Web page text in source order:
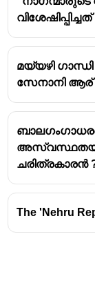
ഭികാജി കണ്ണ
മാഡം
മാഡം
അവരുടെ
ആഗോള
ചിന്തകൾ
ലണ്ടനിൽ
മയ്യഴി
സേനാനി ആര്
ചരിത്രകാരൻ
The 'Nehru